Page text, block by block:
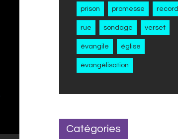
prison promesse record
rue sondage verset
évangile église
évangélisation
Catégories